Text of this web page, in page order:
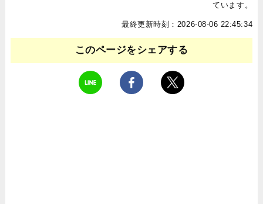
ています。
最終更新時刻：2026-08-06 22:45:34
このページをシェアする